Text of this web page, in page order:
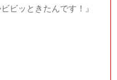
ビッときたんです！』